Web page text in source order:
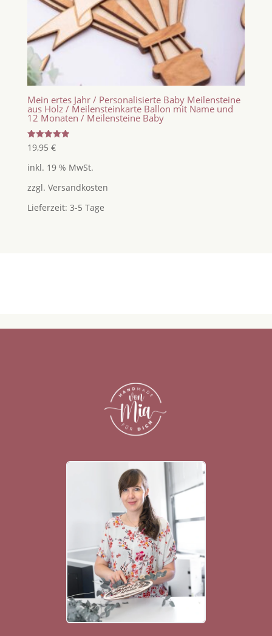
Mein ertes Jahr / Personalisierte Baby Meilensteine
aus Holz / Meilensteinkarte Ballon mit Name und
12 Monaten / Meilensteine Baby
Bewertet
mit
von 5
19,95 €
inkl. 19 % MwSt.
zzgl. Versandkosten
Lieferzeit: 3-5 Tage